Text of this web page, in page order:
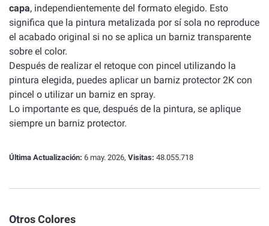
capa, independientemente del formato elegido. Esto
significa que la pintura metalizada por sí sola no reproduce
el acabado original si no se aplica un barniz transparente
sobre el color.
Después de realizar el retoque con pincel utilizando la
pintura elegida, puedes aplicar un barniz protector 2K con
pincel o utilizar un barniz en spray.
Lo importante es que, después de la pintura, se aplique
siempre un barniz protector.
Última Actualización: 6 may. 2026, Visitas: 48.055.718
Otros Colores